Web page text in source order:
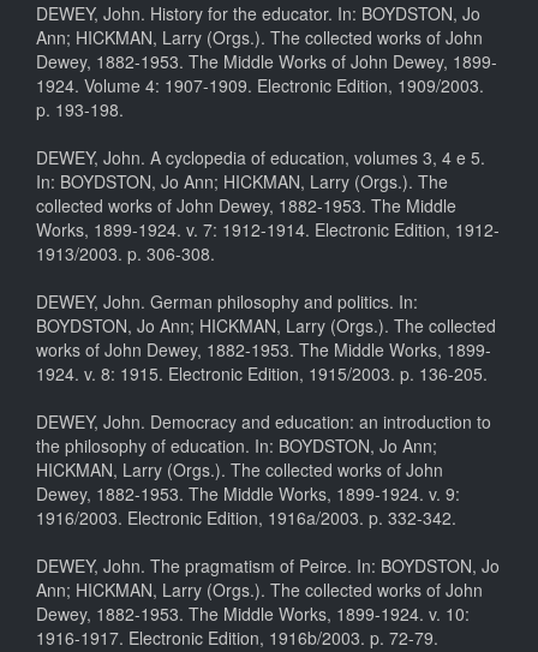
DEWEY, John. History for the educator. In: BOYDSTON, Jo
Ann; HICKMAN, Larry (Orgs.). The collected works of John
Dewey, 1882-1953. The Middle Works of John Dewey, 1899-
1924. Volume 4: 1907-1909. Electronic Edition, 1909/2003.
p. 193-198.
DEWEY, John. A cyclopedia of education, volumes 3, 4 e 5.
In: BOYDSTON, Jo Ann; HICKMAN, Larry (Orgs.). The
collected works of John Dewey, 1882-1953. The Middle
Works, 1899-1924. v. 7: 1912-1914. Electronic Edition, 1912-
1913/2003. p. 306-308.
DEWEY, John. German philosophy and politics. In:
BOYDSTON, Jo Ann; HICKMAN, Larry (Orgs.). The collected
works of John Dewey, 1882-1953. The Middle Works, 1899-
1924. v. 8: 1915. Electronic Edition, 1915/2003. p. 136-205.
DEWEY, John. Democracy and education: an introduction to
the philosophy of education. In: BOYDSTON, Jo Ann;
HICKMAN, Larry (Orgs.). The collected works of John
Dewey, 1882-1953. The Middle Works, 1899-1924. v. 9:
1916/2003. Electronic Edition, 1916a/2003. p. 332-342.
DEWEY, John. The pragmatism of Peirce. In: BOYDSTON, Jo
Ann; HICKMAN, Larry (Orgs.). The collected works of John
Dewey, 1882-1953. The Middle Works, 1899-1924. v. 10:
1916-1917. Electronic Edition, 1916b/2003. p. 72-79.